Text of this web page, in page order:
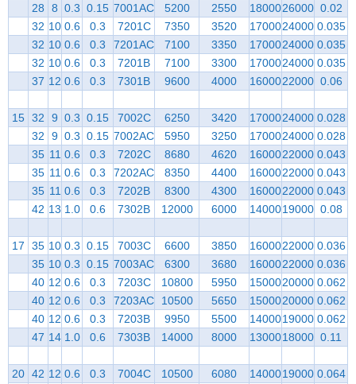
28
8 0.3 0.15 7001AC 5200 2550 1800026000 0.02
32 10 0.6 0.3 7201C 7350 3520 1700024000 0.035
32 10 0.6 0.3 7201AC 7100 3350 1700024000 0.035
32 10 0.6 0.3 7201B 7100 3300 1700024000 0.035
37 12 0.6 0.3 7301B 9600 4000 1600022000 0.06
15 32 9 0.3 0.15 7002C 6250 3420 1700024000 0.028
32
9 0.3 0.15 7002AC 5950 3250 1700024000 0.028
35 11 0.6 0.3 7202C 8680 4620 1600022000 0.043
35 11 0.6 0.3 7202AC 8350 4400 1600022000 0.043
35 11 0.6 0.3 7202B 8300 4300 1600022000 0.043
42 13 1.0 0.6 7302B 12000 6000 1400019000 0.08
17 35 10 0.3 0.15 7003C 6600 3850 1600022000 0.036
35 10 0.3 0.15 7003AC 6300 3680 1600022000 0.036
40 12 0.6 0.3 7203C 10800 5950 1500020000 0.062
40 12 0.6 0.3 7203AC 10500 5650 1500020000 0.062
40 12 0.6 0.3 7203B 9950 5500 1400019000 0.062
47 14 1.0 0.6 7303B 14000 8000 1300018000 0.11
20 42 12 0.6 0.3 7004C 10500 6080 1400019000 0.064